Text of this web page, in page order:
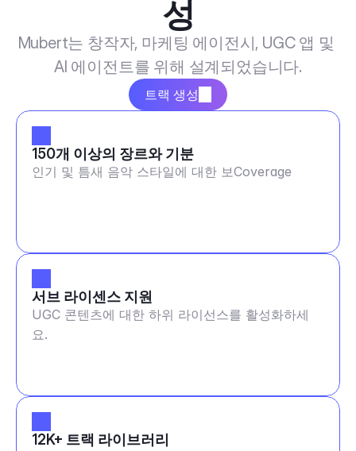
성
Mubert는 창작자, 마케팅 에이전시, UGC 앱 및
AI 에이전트를 위해 설계되었습니다.
트랙 생성
150개 이상의 장르와 기분
인기 및 틈새 음악 스타일에 대한 보Coverage
서브 라이센스 지원
UGC 콘텐츠에 대한 하위 라이선스를 활성화하세
요.
12K+ 트랙 라이브러리